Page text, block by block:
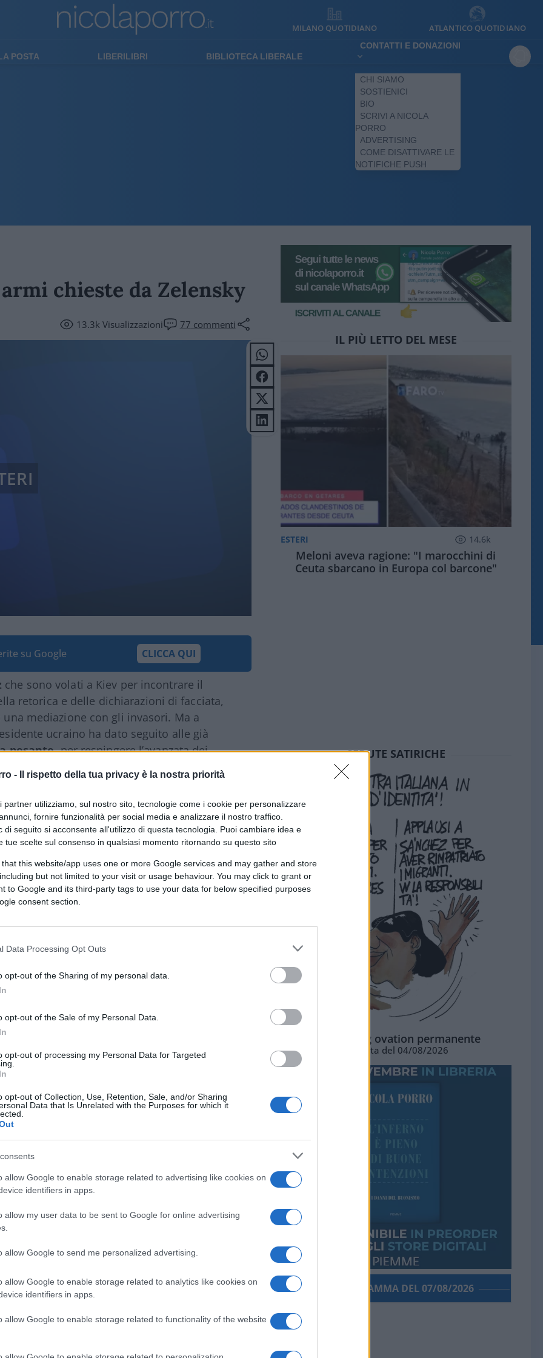
- Il rispetto della tua privacy è la nostra priorità
partner utilizziamo, sul nostro sito, tecnologie come i cookie per personalizzare
fornire funzionalità per social media e analizzare il nostro traffico.
di seguito si acconsente all'utilizzo di questa tecnologia. Puoi cambiare idea e
tue scelte sul consenso in qualsiasi momento ritornando su questo sito
that this website/app uses one or more Google services and may gather and store
but not limited to your visit or usage behaviour. You may click to grant or
to Google and its third-party tags to use your data for below specified purposes
consent section.
Data Processing Opt Outs
opt-out of the Sharing of my personal data.
opt-out of the Sale of my Personal Data.
opt-out of processing my Personal Data for Targeted
opt-out of Collection, Use, Retention, Sale, and/or Sharing
Data that Is Unrelated with the Purposes for which it
allow Google to enable storage related to advertising like cookies on
identifiers in apps.
allow my user data to be sent to Google for online advertising
allow Google to send me personalized advertising.
allow Google to enable storage related to analytics like cookies on
identifiers in apps.
allow Google to enable storage related to functionality of the website
MILANO QUOTIDIANO ATLANTICO QUOTIDIANO
POSTA LIBERILIBRI BIBLIOTECA LIBERALE
CONTATTI E DONAZIONI
CHI SIAMO
SOSTIENICI
BIO
SCRIVI A NICOLA
PORRO
ADVERTISING
COME DISATTIVARE LE
NOTIFICHE PUSH
chieste da Zelensky
13.3kVisualizzazioni 77 commenti
su Google CLICCA QUI
che sono volati a Kiev per incontrare il
retorica e delle dichiarazioni di facciata,
mediazione con gli invasori. Ma a
ucraino ha dato seguito alle già
pesante, per respingere l’avanzata dei
Europea e vuole le armi,
Ogni arma è una vita umana salvata.
di uccidere ucraina e distruggere le
al termine di una settimana di
a fornire nuove armi, Zelensky ha
“Sono fermamente convinto che la
necessità dell’Ucraina di sistema di
fare a meno di chiedersi: e Draghi? Da
non solo ha preferito tenere un basso
– clamorosamente sui contenuti e
leader della resistenza.
IL PIÙ LETTO DEL MESE
ESTERI 14.6k
Meloni aveva ragione: "I marocchini di
Ceuta sbarcano in Europa col barcone"
SEDUTE SATIRICHE
La standing ovation permanente
Vignetta del 04/08/2026
PORROGRAMMA DEL 07/08/2026